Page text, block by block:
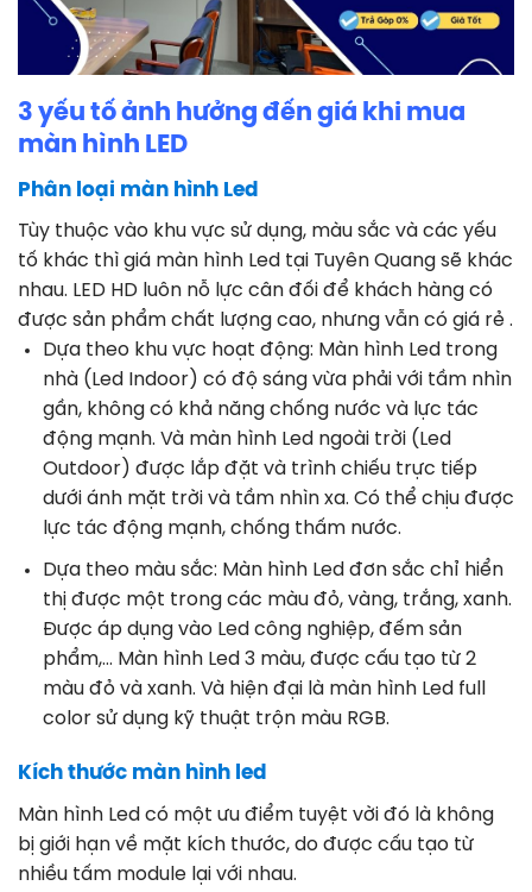
3 yếu tố ảnh hưởng đến giá khi mua
màn hình LED
Phân loại màn hình Led
Tùy thuộc vào khu vực sử dụng, màu sắc và các yếu
tố khác thì giá màn hình Led tại Tuyên Quang sẽ khác
nhau. LED HD luôn nỗ lực cân đối để khách hàng có
được sản phẩm chất lượng cao, nhưng vẫn có giá rẻ .
Dựa theo khu vực hoạt động: Màn hình Led trong
nhà (Led Indoor) có độ sáng vừa phải với tầm nhìn
gần, không có khả năng chống nước và lực tác
động mạnh. Và màn hình Led ngoài trời (Led
Outdoor) được lắp đặt và trình chiếu trực tiếp
dưới ánh mặt trời và tầm nhìn xa. Có thể chịu được
lực tác động mạnh, chống thấm nước.
Dựa theo màu sắc: Màn hình Led đơn sắc chỉ hiển
thị được một trong các màu đỏ, vàng, trắng, xanh.
Được áp dụng vào Led công nghiệp, đếm sản
phẩm,… Màn hình Led 3 màu, được cấu tạo từ 2
màu đỏ và xanh. Và hiện đại là màn hình Led full
color sử dụng kỹ thuật trộn màu RGB.
Kích thước màn hình led
Màn hình Led có một ưu điểm tuyệt vời đó là không
bị giới hạn về mặt kích thước, do được cấu tạo từ
nhiều tấm module lại với nhau.